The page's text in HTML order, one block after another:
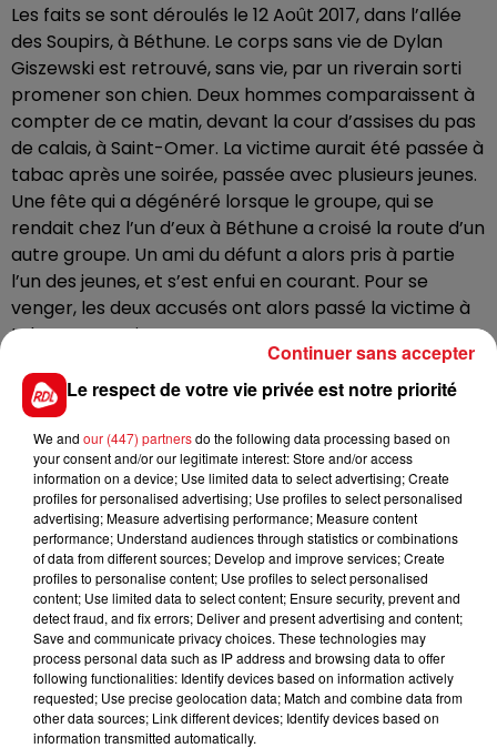
Les faits se sont déroulés le 12 Août 2017, dans l’allée
des Soupirs, à Béthune. Le corps sans vie de Dylan
Giszewski est retrouvé, sans vie, par un riverain sorti
promener son chien. Deux hommes comparaissent à
compter de ce matin, devant la cour d’assises du pas
de calais, à Saint-Omer. La victime aurait été passée à
tabac après une soirée, passée avec plusieurs jeunes.
Une fête qui a dégénéré lorsque le groupe, qui se
rendait chez l’un d’eux à Béthune a croisé la route d’un
autre groupe. Un ami du défunt a alors pris à partie
l’un des jeunes, et s’est enfui en courant. Pour se
venger, les deux accusés ont alors passé la victime à
tabac, sans raison.
Les deux accusés sont poursuivis pour meurtre, et
encourent 30 années de réclusion criminelle. Verdic
jeudi soir.
FIL D'ACTUS
Le respect de votre vie privée est notre priorité
We and our (447) partnersdo the following data processing based on
your consent and/or our legitimate interest: Store and/or access
information on a device; Use limited data to select advertising; Create
profiles for personalised advertising; Use profiles to select personalised
advertising; Measure advertising performance; Measure content
performance; Understand audiences through statistics or combinations
of data from different sources; Develop and improve services; Create
profiles to personalise content; Use profiles to select personalised
content; Use limited data to select content; Ensure security, prevent and
detect fraud, and fix errors; Deliver and present advertising and content;
Save and communicate privacy choices. These technologies may
process personal data such as IP address and browsing data to offer
following functionalities: Identify devices based on information actively
requested; Use precise geolocation data; Match and combine data from
other data sources; Link different devices; Identify devices based on
information transmitted automatically.
Continuer sans accepter